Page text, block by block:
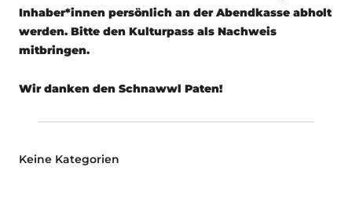
Inhaber*innen persönlich an der Abendkasse abholt
werden. Bitte den Kulturpass als Nachweis
mitbringen.
Wir danken den Schnawwl Paten!
Keine Kategorien